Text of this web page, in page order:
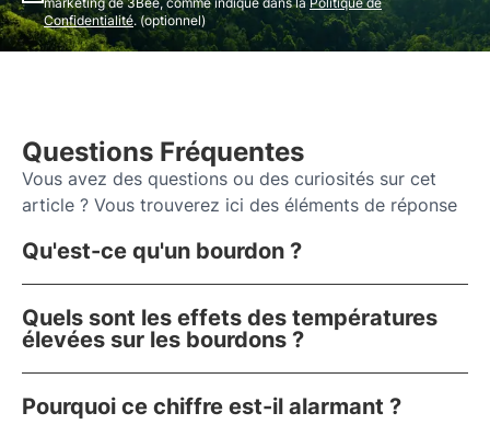
Confidentialité. (optionnel)
Questions Fréquentes
Vous avez des questions ou des curiosités sur cet
article ? Vous trouverez ici des éléments de réponse
Qu'est-ce qu'un bourdon ?
Quels sont les effets des températures
élevées sur les bourdons ?
Pourquoi ce chiffre est-il alarmant ?